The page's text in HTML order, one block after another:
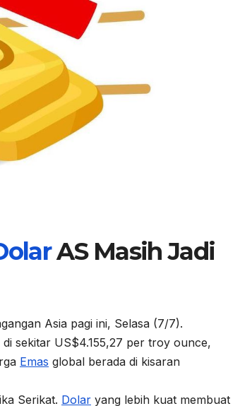
AS Masih Jadi
Asia pagi ini, Selasa (7/7).
di sekitar US$4.155,27 per troy ounce,
Emas global berada di kisaran
Serikat. Dolar yang lebih kuat membuat